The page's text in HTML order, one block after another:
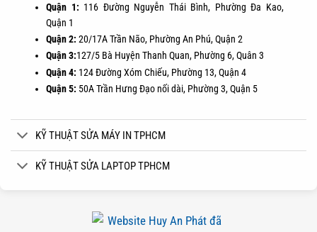
Quận 1: 116 Đường Nguyễn Thái Bình, Phường Đa Kao,
Quận 1
Quận 2:20/17A Trần Não, Phường An Phú, Quận 2
Quận 3:127/5 Bà Huyện Thanh Quan, Phường 6, Quân 3
Quận 4: 124 Đường Xóm Chiếu, Phường 13, Quận 4
Quận 5: 50A Trần Hưng Đạo nối dài, Phường 3, Quận 5
KỸ THUẬT SỬA MÁY IN TPHCM
KỸ THUẬT SỬA LAPTOP TPHCM